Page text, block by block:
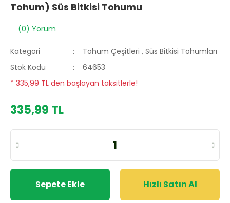
Tohum) Süs Bitkisi Tohumu
(0) Yorum
Kategori Tohum Çeşitleri ,Süs Bitkisi Tohumları
Stok Kodu
64653
* 335,99 TL den başlayan taksitlerle!
335,99 TL
Sepete Ekle Hızlı Satın Al